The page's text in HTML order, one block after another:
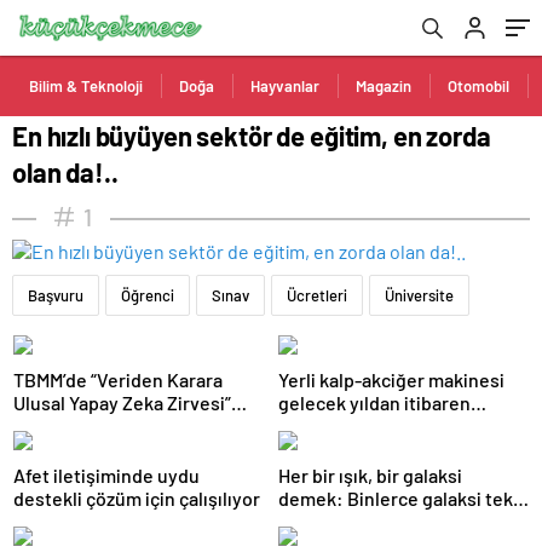
Bilim & Teknoloji Doğa Hayvanlar Magazin Otomobil
En hızlı büyüyen sektör de eğitim, en zorda
olan da!..
1
Başvuru Öğrenci Sınav Ücretleri Üniversite
TBMM’de “Veriden Karara
Ulusal Yapay Zeka Zirvesi”
başladı
Yerli kalp-akciğer makinesi
gelecek yıldan itibaren
kullanılacak
Afet iletişiminde uydu
destekli çözüm için çalışılıyor
Her bir ışık, bir galaksi
demek: Binlerce galaksi tek
karede görüntülendi